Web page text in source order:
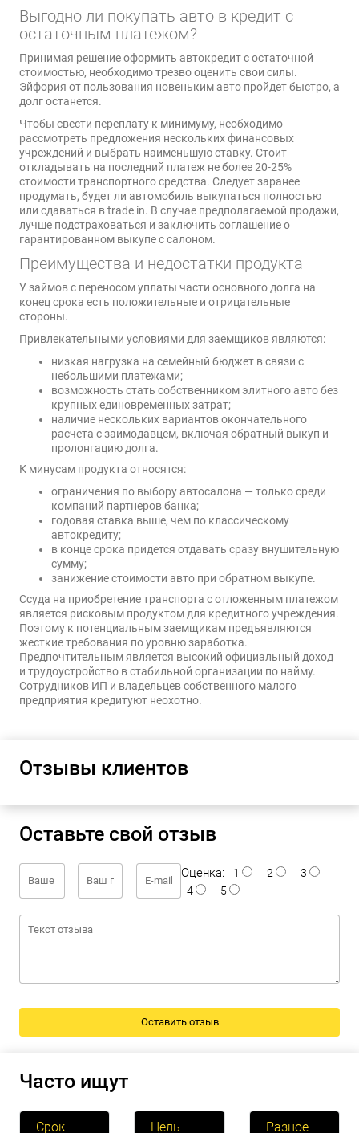
Выгодно ли покупать авто в кредит с
остаточным платежом?
Принимая решение оформить автокредит с остаточной
стоимостью, необходимо трезво оценить свои силы.
Эйфория от пользования новеньким авто пройдет быстро, а
долг останется.
Чтобы свести переплату к минимуму, необходимо
рассмотреть предложения нескольких финансовых
учреждений и выбрать наименьшую ставку. Стоит
откладывать на последний платеж не более 20-25%
стоимости транспортного средства. Следует заранее
продумать, будет ли автомобиль выкупаться полностью
или сдаваться в trade in. В случае предполагаемой продажи,
лучше подстраховаться и заключить соглашение о
гарантированном выкупе с салоном.
Преимущества и недостатки продукта
У займов с переносом уплаты части основного долга на
конец срока есть положительные и отрицательные
стороны.
Привлекательными условиями для заемщиков являются:
низкая нагрузка на семейный бюджет в связи с
небольшими платежами;
возможность стать собственником элитного авто без
крупных единовременных затрат;
наличие нескольких вариантов окончательного
расчета с заимодавцем, включая обратный выкуп и
пролонгацию долга.
К минусам продукта относятся:
ограничения по выбору автосалона — только среди
компаний партнеров банка;
годовая ставка выше, чем по классическому
автокредиту;
в конце срока придется отдавать сразу внушительную
сумму;
занижение стоимости авто при обратном выкупе.
Ссуда на приобретение транспорта с отложенным платежом
является рисковым продуктом для кредитного учреждения.
Поэтому к потенциальным заемщикам предъявляются
жесткие требования по уровню заработка.
Предпочтительным является высокий официальный доход
и трудоустройство в стабильной организации по найму.
Сотрудников ИП и владельцев собственного малого
предприятия кредитуют неохотно.
Отзывы клиентов
Оставьте свой отзыв
Оценка: 1 2
3
4
5
Часто ищут
Срок
Цель
Разное